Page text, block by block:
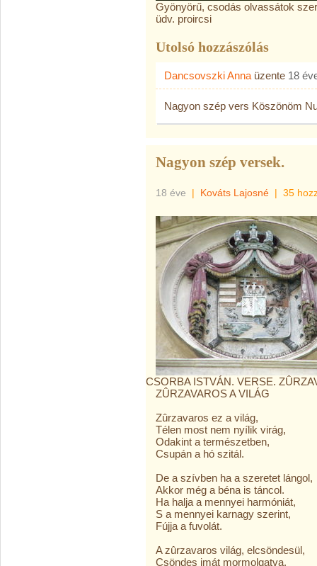
Gyönyörű, csodás olvassátok
üdv. proircsi
Utolsó hozzászólás
Dancsovszki Anna üzente 18
Nagyon szép vers Köszönöm
Nagyon szép versek.
18 éve | Kováts Lajosné | 35
CSORBA ISTVÁN. VERSE.
ZÛRZAVAROS A VILÁG
Zûrzavaros ez a világ,
Télen most nem nyílik virág,
Odakint a természetben,
Csupán a hó szitál.
De a szívben ha a szeretet lángol,
Akkor még a béna is táncol.
Ha halja a mennyei harmóniát,
S a mennyei karnagy szerint,
Fújja a fuvolát.
A zûrzavaros világ, elcsöndesül,
Csöndes imát mormolgatva,